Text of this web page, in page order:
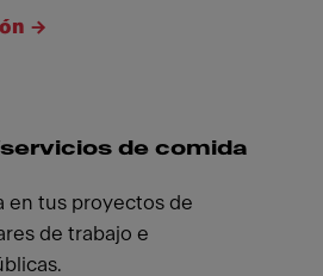
de comida
en tus proyectos de
de trabajo e